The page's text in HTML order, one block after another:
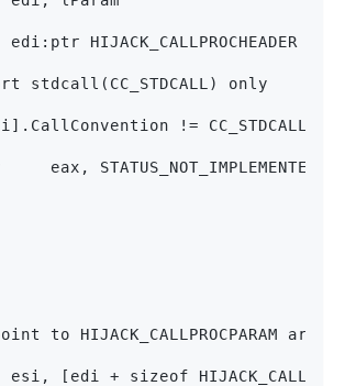
edi:ptr HIJACK_CALLPROCHEADER
stdcall(CC_STDCALL) only
!= CC_STDCALL
eax, STATUS_NOT_IMPLEMENTED
to HIJACK_CALLPROCPARAM
esi, [edi + sizeof